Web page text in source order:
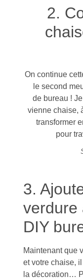
2.
On continue
le second
de bureau !
vienne chaise,
transformer
pour
3.
verdure
DIY
Maintenant que
et votre chaise,
la décoration…